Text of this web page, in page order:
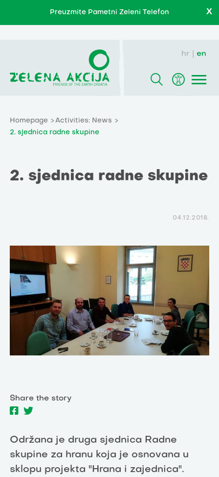
Preuzmite Pametni Zeleni Telefon X
hr en
Homepage
Activities: News
2. sjednica radne skupine
2. sjednica radne skupine
04.12.2018.
Share the story
Održana je druga sjednica Radne
skupine za hranu koja je osnovana u
sklopu projekta "Hrana i zajednica".